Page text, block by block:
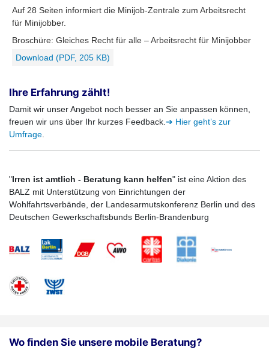
Auf 28 Seiten informiert die Minijob-Zentrale zum Arbeitsrecht
für Minijobber.
Broschüre: Gleiches Recht für alle – Arbeitsrecht für Minijobber
Download (PDF, 205 KB)
Ihre Erfahrung zählt!
Damit wir unser Angebot noch besser an Sie anpassen können,
freuen wir uns über Ihr kurzes Feedback. ➔ Hier geht’s zur
Umfrage
"Irren ist amtlich - Beratung kann helfen" ist eine Aktion des
BALZ mit Unterstützung von Einrichtungen der
Wohlfahrtsverbände, der Landesarmutskonferenz Berlin und des
Deutschen Gewerkschaftsbunds Berlin-Brandenburg
Wo finden Sie unsere mobile Beratung?